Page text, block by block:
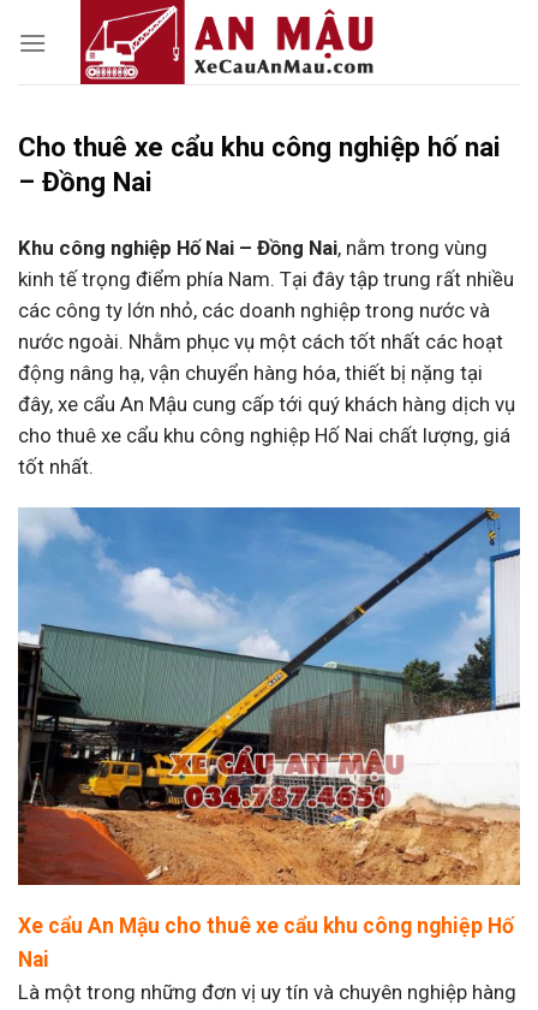
Cho thuê xe cẩu khu công nghiệp hố nai
– Đồng Nai
Khu công nghiệp Hố Nai – Đồng Nai, nằm trong vùng
kinh tế trọng điểm phía Nam. Tại đây tập trung rất nhiều
các công ty lớn nhỏ, các doanh nghiệp trong nước và
nước ngoài. Nhằm phục vụ một cách tốt nhất các hoạt
động nâng hạ, vận chuyển hàng hóa, thiết bị nặng tại
đây, xe cẩu An Mậu cung cấp tới quý khách hàng dịch vụ
cho thuê xe cẩu khu công nghiệp Hố Nai chất lượng, giá
tốt nhất.
Xe cẩu An Mậu cho thuê xe cẩu khu công nghiệp Hố
Nai
Là một trong những đơn vị uy tín và chuyên nghiệp hàng